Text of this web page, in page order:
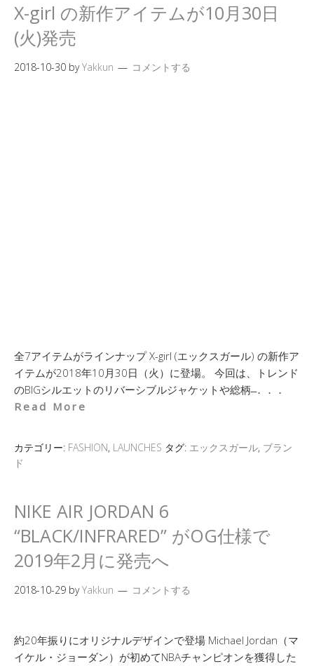
X-girl の新作アイテムが10月30日
(火)発売
2018-10-30 byYakkun コメントする
全7アイテムがラインナップ X-girl (エックスガール) の新作ア
イテムが2018年10月30日（火）に登場。 今回は、トレンド
のBIGシルエットのリバーシブルジャケットや総柄 ̶．．．
Read More
カテゴリー: FASHION, LAUNCHES タグ: エックスガール, ブラン
ド
NIKE AIR JORDAN 6
“BLACK/INFRARED” がOG仕様で
2019年2月に発売へ
2018-10-29 byYakkun コメントする
約20年振りにオリジナルデザインで登場 Michael Jordan（マ
イケル・ジョーダン）が初めてNBAチャンピオンを獲得した